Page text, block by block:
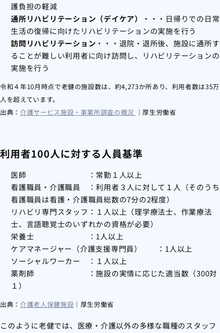
護負担の軽減
通所リハビリテーション（デイケア）
・・・日帰りでの日常
生活の復帰に向けたリハビリテーションの実施を行う
訪問リハビリテーション ・・・退院・退所後、施設に通所す
ることが難しい利用者に向け訪問し、リハビリテーションの
実施を行う
令和４年10月時点で老健の施設数は、約4,273か所あり、利用者数は35万
人を超えています。
出典： 介護サービス施設・事業所調査の概況 ｜厚生労働省
利用者100人に対する人員基準
医師 ：常勤１人以上
看護職員・介護職員 ：利用者３人に対して１人（そのうち
看護職員は看護・介護職員総数の7分の2程度）
リハビリ専門スタッフ：１人以上（理学療法士、作業療法
士、言語聴覚士のいずれかの資格が必要）
栄養士 ：1人以上
ケアマネージャー（介護支援専門員） ：1人以上
ソーシャルワーカー ：１人以上
薬剤師 ：施設の実情に応じた適当数（300対
１）
出典： 介護老人保健施設 ｜厚生労働省
このように老健では、医療・介護以外の多様な職種のスタッフ